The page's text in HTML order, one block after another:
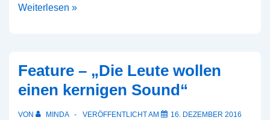
Nachtwanderung
Weiterlesen »
Feature – „Die Leute wollen
einen kernigen Sound“
VON MINDA VERÖFFENTLICHT AM
16. DEZEMBER 2016